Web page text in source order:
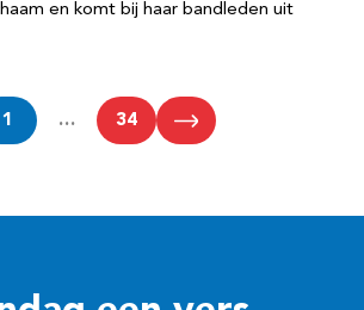
en komt bij haar bandleden uit
1 … 34